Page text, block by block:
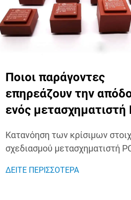
Ποιοι παράγοντες
επηρεάζουν την
ενός μετασχηματιστή
Κατανόηση των κρίσιμων
σχεδιασμού μετασχηματιστή
προκαλέσει επανάσταση στη
ΔΕΙΤΕ ΠΕΡΙΣΣΟΤΕΡΑ